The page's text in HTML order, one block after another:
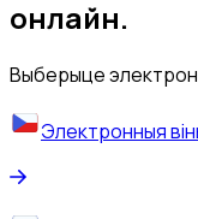
онлайн.
Выберыце
Электронныя